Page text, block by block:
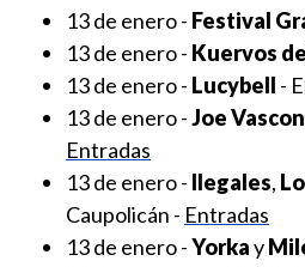
13 de enero - Festival
13 de enero - Kuervos
13 de enero - Lucybell -
13 de enero -Joe
Entradas
13 de enero - Ilegales,
Caupolicán - Entradas
13 de enero -Yorkay